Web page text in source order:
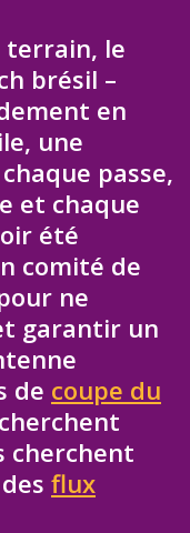
terrain, le
brésil –
en
une
passe,
et chaque
été
comité de
ne
garantir un
de coupe du
cherchent
flux